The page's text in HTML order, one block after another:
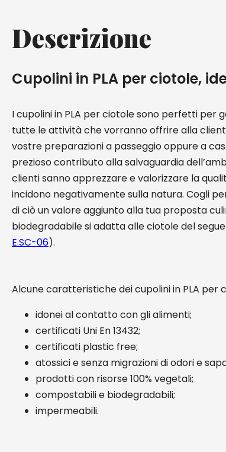
Descrizione
Cupolini in PLA per ciotole,
I cupolini in PLA per ciotole sono perfetti per
tutte le attività che vorranno offrire alla
vostre preparazioni a passeggio oppure a
prezioso contributo alla salvaguardia
clienti sanno apprezzare e valorizzare la
incidono negativamente sulla natura. Cogli
di ciò un valore aggiunto alla tua proposta
biodegradabile si adatta alle ciotole del
E.SC-06).
Alcune caratteristiche dei cupolini in PLA per
idonei al contatto con gli alimenti;
certificati Uni En 13432;
certificati plastic free;
atossici e senza migrazioni di odori e
prodotti con risorse 100% vegetali;
compostabili e biodegradabili;
impermeabili.